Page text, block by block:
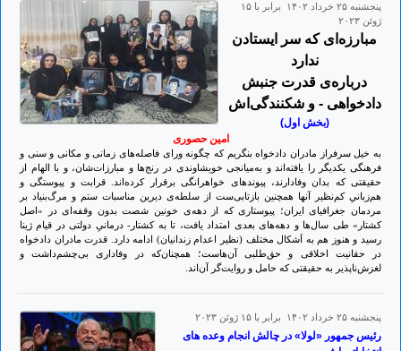
پنجشنبه ۲۵ خرداد ۱۴۰۲ برابر با ۱۵
ژوئن ۲۰۲۳
مبارزه‌ای که سر ایستادن
ندارد
درباره‌ی قدرت جنبش
دادخواهی - و شکنندگی‌اش
(بخش اول)
امین حصوری
به خیل سرفراز مادران دادخواه بنگریم که چگونه ورای فاصله‌های زمانی و مکانی و سنی و
فرهنگی یکدیگر را یافته‌اند و به‌میانجی خویشاوندی در رنج‌ها و مبارزات‌‌شان، و با الهام از
حقیقتی که بدان وفادارند، پیوندهای خواهرانگی برقرار کرده‌اند. قرابت و پیوستگی و
هم‌زبانیِ کم‌نظیر آنها همچنین بازتابی‌ست از سلطه‌ی دیرین مناسبات ستم و مرگ‌بنیاد بر
مردمان جغرافیای ایران؛ پیوستاری که از دهه‌ی خونین شصت بدون وقفه‌ای در «اصل
کشتار» طی سال‌ها و دهه‌های بعدی امتداد یافت، تا به‌ کشتار‌- درمانیِ دولتی در قیام ژینا
رسید و هنوز هم به اَشکال مختلف (نظیر اعدام زندانیان) ادامه دارد. قدرت مادران دادخواه
در حقانیت اخلاقی و حق‌طلبی آن‌هاست؛ همچنان‌که در وفاداری بی‌چشم‌داشت‌ و
لغزش‌ناپذیر به حقیقتی که حامل و روایت‌گر آن‌اند.
پنجشنبه ۲۵ خرداد ۱۴۰۲ برابر با ۱۵ ژوئن ۲۰۲۳
رئیس جمهور «لولا» در چالش انجام وعده های